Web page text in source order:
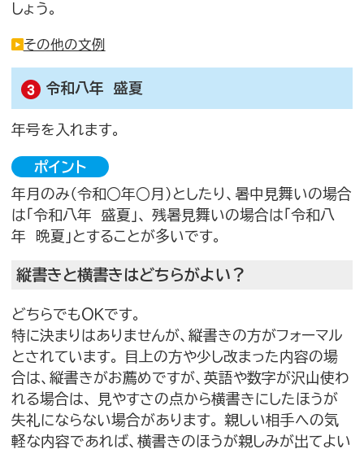
しょう。
その他の文例
令和八年 盛夏
年号を入れます。
ポイント
年月のみ（令和○年○月）としたり、暑中見舞いの場合
は「令和八年 盛夏」、 残暑見舞いの場合は「令和八
年 晩夏」とすることが多いです。
縦書きと横書きはどちらがよい？
どちらでもＯＫです。
特に決まりはありませんが、縦書きの方がフォーマル
とされています。 目上の方や少し改まった内容の場
合は、縦書きがお薦めですが、英語や数字が沢山使わ
れる場合は、 見やすさの点から横書きにしたほうが
失礼にならない場合があります。 親しい相手への気
軽な内容であれば、横書きのほうが親しみが出てよい